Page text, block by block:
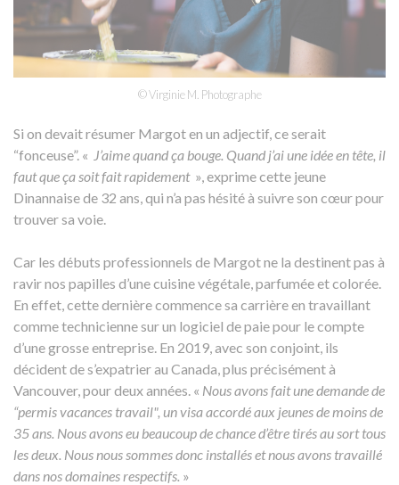
© Virginie M. Photographe
Si on devait résumer Margot en un adjectif, ce serait
“fonceuse”. « J’aime quand ça bouge. Quand j’ai une idée en tête, il
faut que ça soit fait rapidement », exprime cette jeune
Dinannaise de 32 ans, qui n’a pas hésité à suivre son cœur pour
trouver sa voie.
Car les débuts professionnels de Margot ne la destinent pas à
ravir nos papilles d’une cuisine végétale, parfumée et colorée.
En effet, cette dernière commence sa carrière en travaillant
comme technicienne sur un logiciel de paie pour le compte
d’une grosse entreprise. En 2019, avec son conjoint, ils
décident de s’expatrier au Canada, plus précisément à
Vancouver, pour deux années. « Nous avons fait une demande de
“permis vacances travail", un visa accordé aux jeunes de moins de
35 ans. Nous avons eu beaucoup de chance d’être tirés au sort tous
les deux. Nous nous sommes donc installés et nous avons travaillé
dans nos domaines respectifs. »